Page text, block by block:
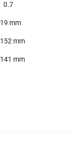
0.7
19 mm
152 mm
141 mm